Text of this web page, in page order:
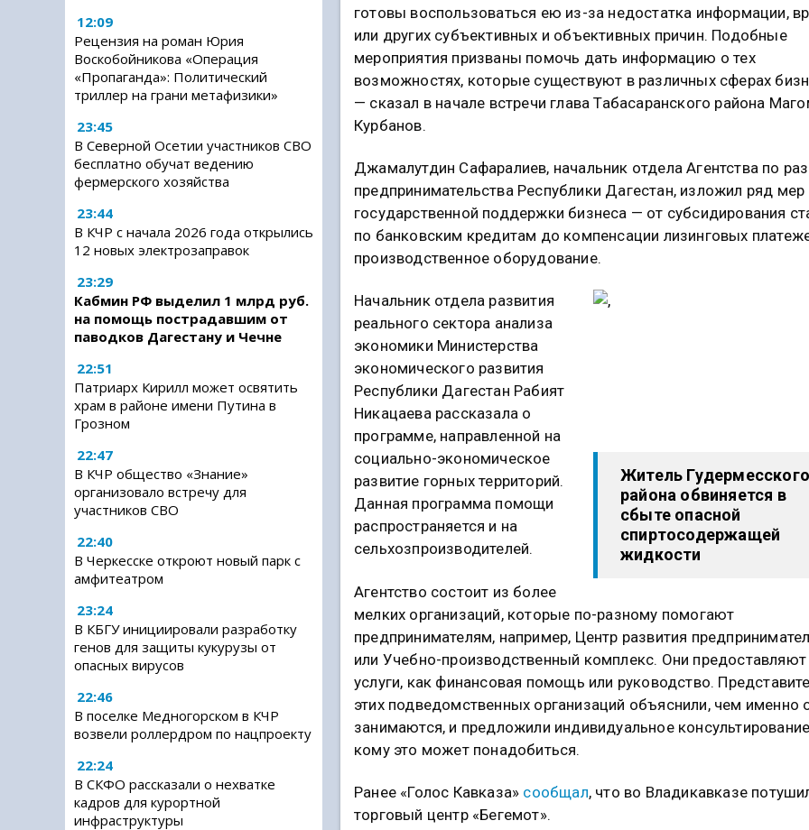
12:09
Рецензия на роман Юрия
Воскобойникова «Операция
«Пропаганда»: Политический
триллер на грани метафизики»
23:45
В Северной Осетии участников СВО
бесплатно обучат ведению
фермерского хозяйства
23:44
В КЧР с начала 2026 года открылись
12 новых электрозаправок
23:29
Кабмин РФ выделил 1 млрд руб.
на помощь пострадавшим от
паводков Дагестану и Чечне
22:51
Патриарх Кирилл может освятить
храм в районе имени Путина в
Грозном
22:47
В КЧР общество «Знание»
организовало встречу для
участников СВО
22:40
В Черкесске откроют новый парк с
амфитеатром
23:24
В КБГУ инициировали разработку
генов для защиты кукурузы от
опасных вирусов
22:46
В поселке Медногорском в КЧР
возвели роллердром по нацпроекту
22:24
В СКФО рассказали о нехватке
кадров для курортной
инфраструктуры
готовы воспользоваться ею из-за недостатка информации,
или других субъективных и объективных причин. Подобные
мероприятия призваны помочь дать информацию о тех
возможностях, которые существуют в различных сферах
— сказал в начале встречи глава Табасаранского района
Курбанов.
Джамалутдин Сафаралиев, начальник отдела Агентства по
предпринимательства Республики Дагестан, изложил ряд мер
государственной поддержки бизнеса — от субсидирования
по банковским кредитам до компенсации лизинговых
производственное оборудование.
Житель Гудермесского
района обвиняется в
сбыте опасной
спиртосодержащей
жидкости
Начальник отдела развития
реального сектора анализа
экономики Министерства
экономического развития
Республики Дагестан Рабият
Никацаева рассказала о
программе, направленной на
социально-экономическое
развитие горных территорий.
Данная программа помощи
распространяется и на
сельхозпроизводителей.
Агентство состоит из более
мелких организаций, которые по-разному помогают
предпринимателям, например, Центр развития
или Учебно-производственный комплекс. Они предоставляют
услуги, как финансовая помощь или руководство.
этих подведомственных организаций объяснили, чем именно
занимаются, и предложили индивидуальное
кому это может понадобиться.
Ранее «Голос Кавказа» сообщал, что во Владикавказе
торговый центр «Бегемот».